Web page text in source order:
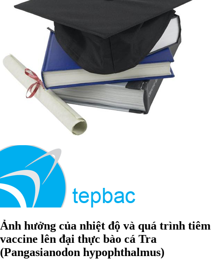
Ảnh hưởng của nhiệt độ và quá trình tiêm
vaccine lên đại thực bào cá Tra
(Pangasianodon hypophthalmus)